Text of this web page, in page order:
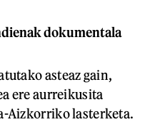
dokumentala
asteaz gain,
ere aurreikusita
Aizkorriko lasterketa.